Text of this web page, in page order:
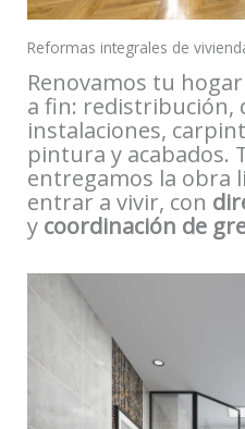
Reformas integrales de
Renovamos tu
a fin: redistribución,
instalaciones,
pintura y acabados.
entregamos la obra
entrar a vivir, con
y coordinación de